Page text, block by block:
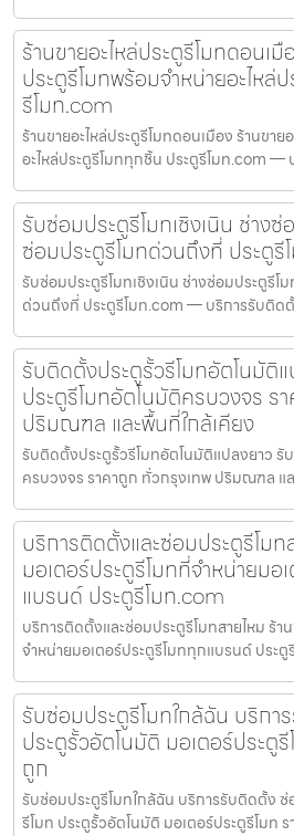
ร้านขายอะไหล่ประตูรีโมทดอนเมื
ประตูรีโมทพร้อมจำหน่ายอะไหล่
รีโมท.com
ร้านขายอะไหล่ประตูรีโมทดอนเมือง ร้านขา
อะไหล่ประตูรีโมททุกชิ้น ประตูรีโมท.com —
รับซ่อมประตูรีโมทเชิงเนิน ช่าง
ซ่อมประตูรีโมทด่วนถึงที่ ประตูรี
รับซ่อมประตูรีโมทเชิงเนิน ช่างซ่อมประตูรี
ด่วนถึงที่ ประตูรีโมท.com — บริการรับติด
รับติดตั้งประตูรั้วรีโมทอัตโนมัติ
ประตูรีโมทอัตโนมัติครบวงจร ร
ปริมณฑล และพื้นที่ใกล้เคียง
รับติดตั้งประตูรั้วรีโมทอัตโนมัติแปลงยาว รั
ครบวงจร ราคาถูก ทั่วกรุงเทพ ปริมณฑล แ
บริการติดตั้งและซ่อมประตูรีโมท
มอเตอร์ประตูรีโมทที่จำหน่ายมอ
แบรนด์ ประตูรีโมท.com
บริการติดตั้งและซ่อมประตูรีโมทสายไหม ร้า
จำหน่ายมอเตอร์ประตูรีโมททุกแบรนด์ ประ
รับซ่อมประตูรีโมทใกล้ฉัน บริกา
ประตูรั้วอัตโนมัติ มอเตอร์ประตู
ถูก
รับซ่อมประตูรีโมทใกล้ฉัน บริการรับติดตั้ง ซ่
รีโมท ประตูรั้วอัตโนมัติ มอเตอร์ประตูรีโมท